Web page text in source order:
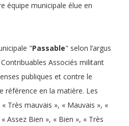
équipe municipale élue en
"Passable" selon l’argus
Associés militant
publiques et contre le
référence en la matière. Les
Très mauvais », « Mauvais », «
Assez Bien », « Bien », « Très